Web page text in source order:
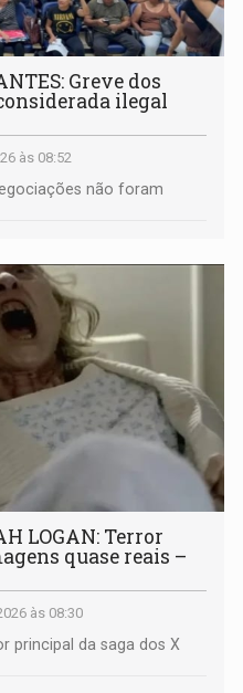
Greve dos
ilegal
às 08:52
não foram
LOGAN: Terror
quase reais –
às 08:30
principal da saga dos X